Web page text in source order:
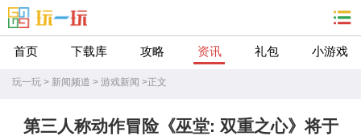
首页 下载库 攻略 资讯 礼包 小游戏
玩一玩 > 新闻频道 > 游戏新闻 >正文
第三人称动作冒险《巫堂: 双重之心》将于